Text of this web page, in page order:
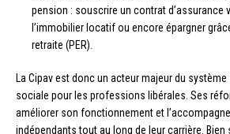
pension : souscrire un contrat d’assurance
l’immobilier locatif ou encore épargner
retraite (PER).
La Cipav est donc un acteur majeur du
sociale pour les professions libérales. Ses
améliorer son fonctionnement et
indépendants tout au long de leur carrière. Bien